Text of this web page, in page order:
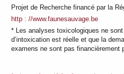
Projet de Recherche financé par la
http : //www.faunesauvage.be
* Les analyses toxicologiques ne
d’intoxication est réelle et que la
examens ne sont pas financièrement